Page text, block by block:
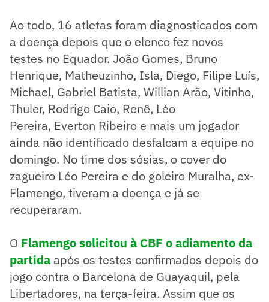
Ao todo, 16 atletas foram diagnosticados com
a doença depois que o elenco fez novos
testes no Equador. João Gomes, Bruno
Henrique, Matheuzinho, Isla, Diego, Filipe Luís,
Michael, Gabriel Batista, Willian Arão, Vitinho,
Thuler, Rodrigo Caio, Renê, Léo
Pereira, Everton Ribeiro e mais um jogador
ainda não identificado desfalcam a equipe no
domingo. No time dos sósias, o cover do
zagueiro Léo Pereira e do goleiro Muralha, ex-
Flamengo, tiveram a doença e já se
recuperaram.
O Flamengo solicitou à CBF o adiamento da
partida após os testes confirmados depois do
jogo contra o Barcelona de Guayaquil, pela
Libertadores, na terça-feira. Assim que os